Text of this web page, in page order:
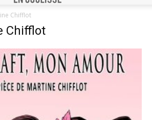
Chifflot
Chifflot